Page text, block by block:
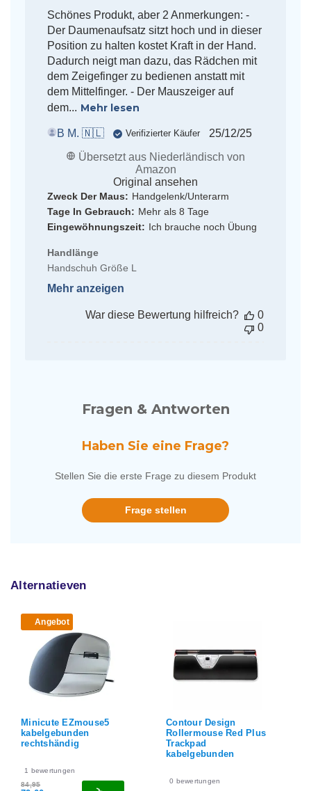
Schönes Produkt, aber 2 Anmerkungen: -
Der Daumenaufsatz sitzt hoch und in dieser
Position zu halten kostet Kraft in der Hand.
Dadurch neigt man dazu, das Rädchen mit
dem Zeigefinger zu bedienen anstatt mit
dem Mittelfinger. - Der Mauszeiger auf
dem... Mehr lesen
B M. 🇳🇱 Verifizierter Käufer
25/12/25
Übersetzt aus Niederländisch von
Amazon
Original ansehen
Zweck Der Maus: Handgelenk/Unterarm
Tage In Gebrauch: Mehr als 8 Tage
Eingewöhnungszeit: Ich brauche noch Übung
Handlänge
Handschuh Größe L
Mehr anzeigen
War diese Bewertung hilfreich?
0
0
Fragen & Antworten
Haben Sie eine Frage?
Stellen Sie die erste Frage zu diesem Produkt
Frage stellen
Alternatieven
Angebot
Minicute EZmouse5
kabelgebunden
rechtshändig
1 bewertungen
84,95
Contour Design
Rollermouse Red Plus
Trackpad
kabelgebunden
0 bewertungen